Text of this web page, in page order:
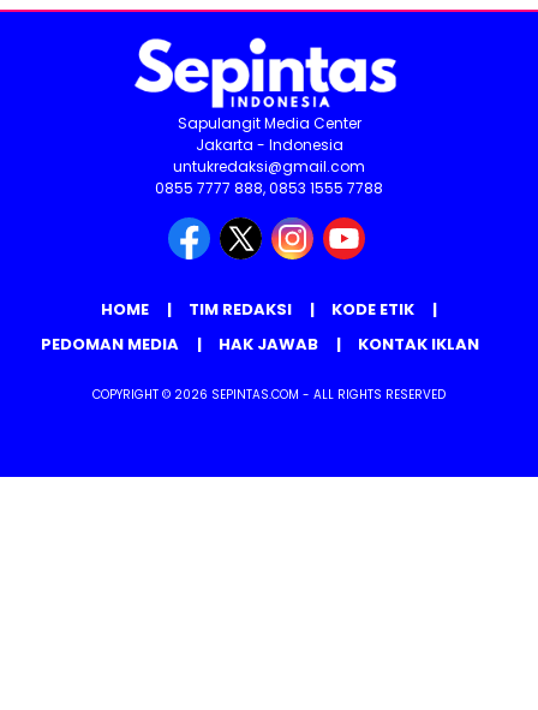
Sapulangit Media Center
Jakarta - Indonesia
untukredaksi@gmail.com
0855 7777 888, 0853 1555 7788
HOME TIM REDAKSI
KODE ETIK
PEDOMAN MEDIA
HAK JAWAB KONTAK IKLAN
COPYRIGHT © 2026 SEPINTAS.COM - ALL RIGHTS RESERVED